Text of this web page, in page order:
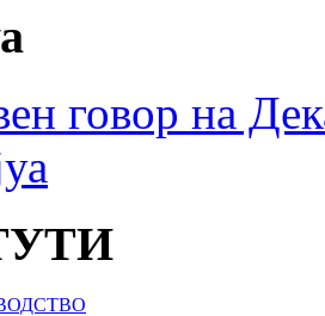
говор на